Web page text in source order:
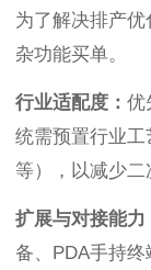
为了解决排产
杂功能买单。
行业适配度： 优
统需预置行业
等），以减少二
扩展与对接能力
备、PDA手持